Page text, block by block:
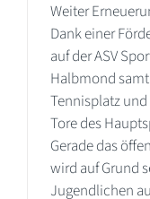
Weiter
Dank einer
auf der ASV
Halbmond
Tennisplatz
Tore des
Gerade das
wird auf Grund
Jugendlichen